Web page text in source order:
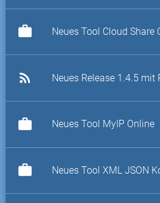
work Neues Tool Cloud Share
rss_feed Neues Release 1.4.5 mit
work Neues Tool MyIP Online
work Neues Tool XML JSON